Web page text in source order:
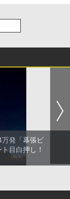
発「幕張ビ
目白押し！